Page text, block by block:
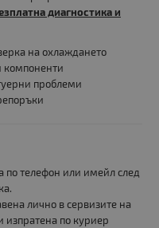
диагностика и
на охлаждането
компоненти
проблеми
по телефон или имейл след
лично в сервизите на
изпратена по куриер